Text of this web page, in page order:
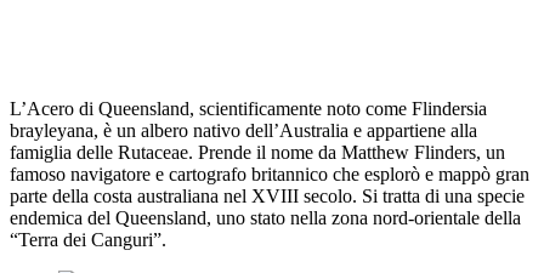
L’Acero di Queensland, scientificamente noto come Flindersia
brayleyana, è un albero nativo dell’Australia e appartiene alla
famiglia delle Rutaceae. Prende il nome da Matthew Flinders, un
famoso navigatore e cartografo britannico che esplorò e mappò gran
parte della costa australiana nel XVIII secolo. Si tratta di una specie
endemica del Queensland, uno stato nella zona nord-orientale della
“Terra dei Canguri”.